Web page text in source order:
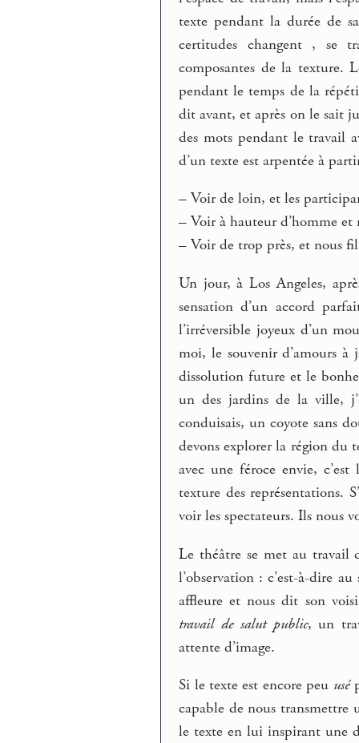
texte pendant la durée de
certitudes changent , se
composantes de la texture.
pendant le temps de la
dit avant, et après on le sait
des mots pendant le travail
d’un texte est arpentée à
– Voir de loin, et les
– Voir à hauteur d’homme et
– Voir de trop près, et nous
Un jour, à Los Angeles,
sensation d’un accord
l’irréversible joyeux d’un
moi, le souvenir d’amours à
dissolution future et le
un des jardins de la ville,
conduisais, un coyote sans
devons explorer la région du
avec une féroce envie,
texture des représentations.
voir les spectateurs. Ils nous
Le théâtre se met au travail
l’observation : c’est-à-dire
affleure et nous dit son
travail de salut public, un
attente d’image.
Si le texte est encore peu usé
capable de nous
le texte en lui inspirant une